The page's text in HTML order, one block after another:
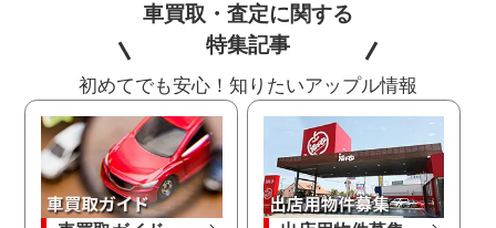
車買取・査定に関する
特集記事
初めてでも安心！知りたいアップル情報